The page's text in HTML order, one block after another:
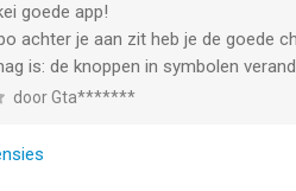
O'Death
Sub
Airplane
goede app!
achter je aan zit heb je de goede
is: de knoppen in symbolen
door Gta*******